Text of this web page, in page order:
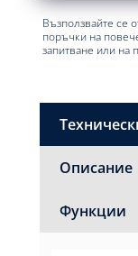
Възползвайте се
поръчки на
запитване или на
Описание
Функции